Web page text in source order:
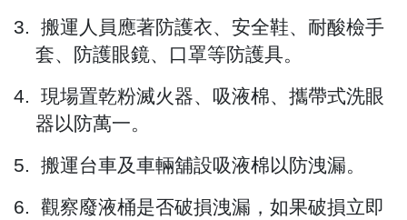
3. 搬運人員應著防護衣、安全鞋、耐酸檢手
套、防護眼鏡、 口罩等防護具。
4. 現場置乾粉滅火器、吸液棉、攜帶式洗眼
器以防萬一。
5. 搬運台車及車輛舖設吸液棉以防洩漏。
6. 觀察廢液桶是否破損洩漏，如果破損立即